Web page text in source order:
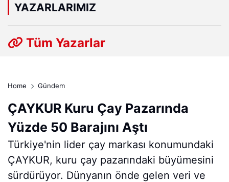
YAZARLARIMIZ
Tüm Yazarlar
Home Gündem
ÇAYKUR Kuru Çay Pazarında
Yüzde 50 Barajını Aştı
Türkiye'nin lider çay markası konumundaki
ÇAYKUR, kuru çay pazarındaki büyümesini
sürdürüyor. Dünyanın önde gelen veri ve